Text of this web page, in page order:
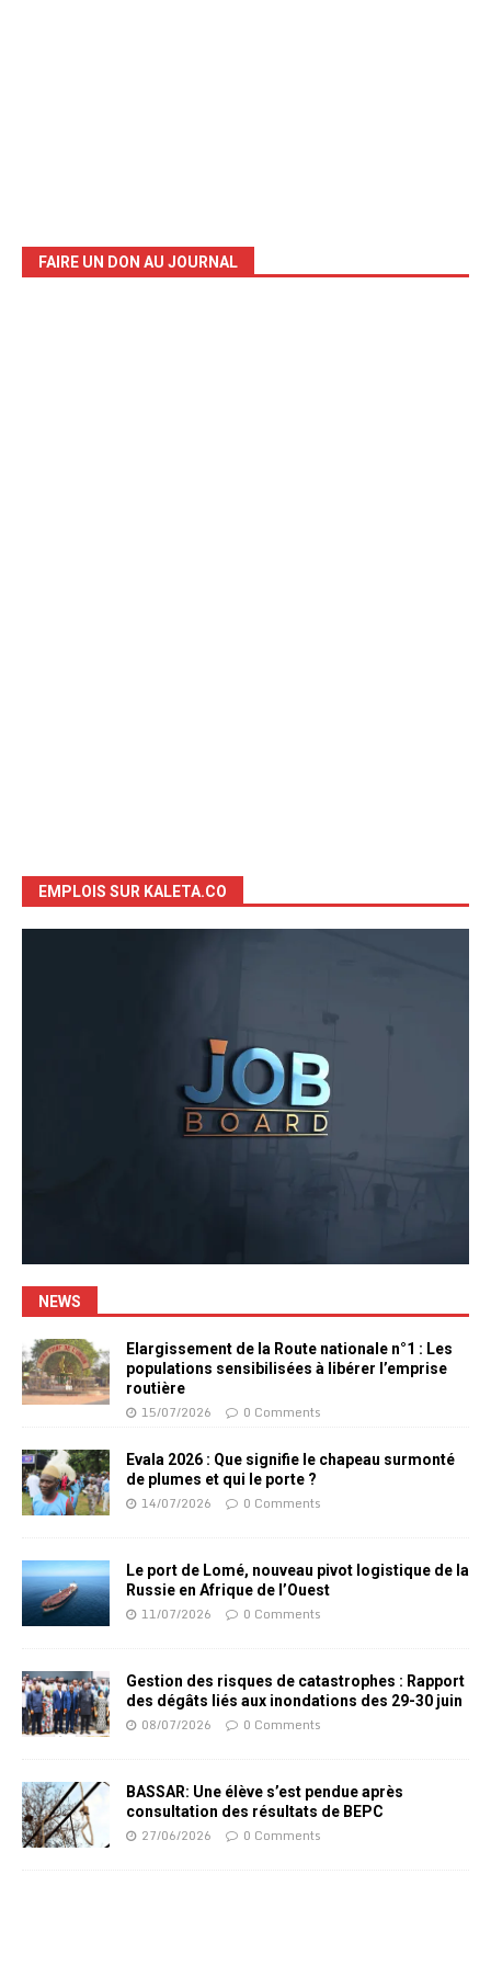
FAIRE UN DON AU JOURNAL
EMPLOIS SUR KALETA.CO
NEWS
Elargissement de la Route nationale n°1 : Les
populations sensibilisées à libérer l’emprise
routière
15/07/2026 0 Comments
Evala 2026 : Que signifie le chapeau surmonté
de plumes et qui le porte ?
14/07/2026 0 Comments
Le port de Lomé, nouveau pivot logistique de la
Russie en Afrique de l’Ouest
11/07/2026 0 Comments
Gestion des risques de catastrophes : Rapport
des dégâts liés aux inondations des 29-30 juin
08/07/2026 0 Comments
BASSAR: Une élève s’est pendue après
consultation des résultats de BEPC
27/06/2026 0 Comments